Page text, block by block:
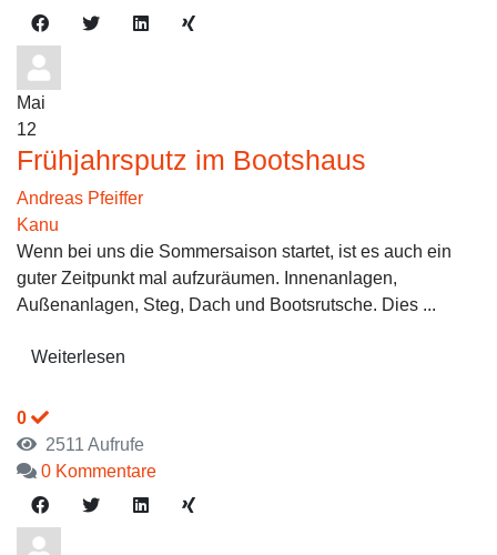
Mai
12
Frühjahrsputz im Bootshaus
Andreas Pfeiffer
Kanu
Wenn bei uns die Sommersaison startet, ist es auch ein
guter Zeitpunkt mal aufzuräumen. Innenanlagen,
Außenanlagen, Steg, Dach und Bootsrutsche. Dies ...
Weiterlesen
0
2511 Aufrufe
0 Kommentare